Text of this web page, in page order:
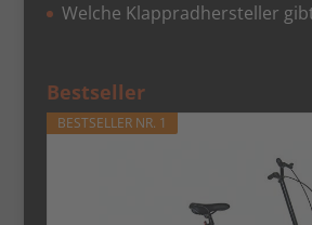
Welche Klappradhersteller
Bestseller
BESTSELLER NR. 1